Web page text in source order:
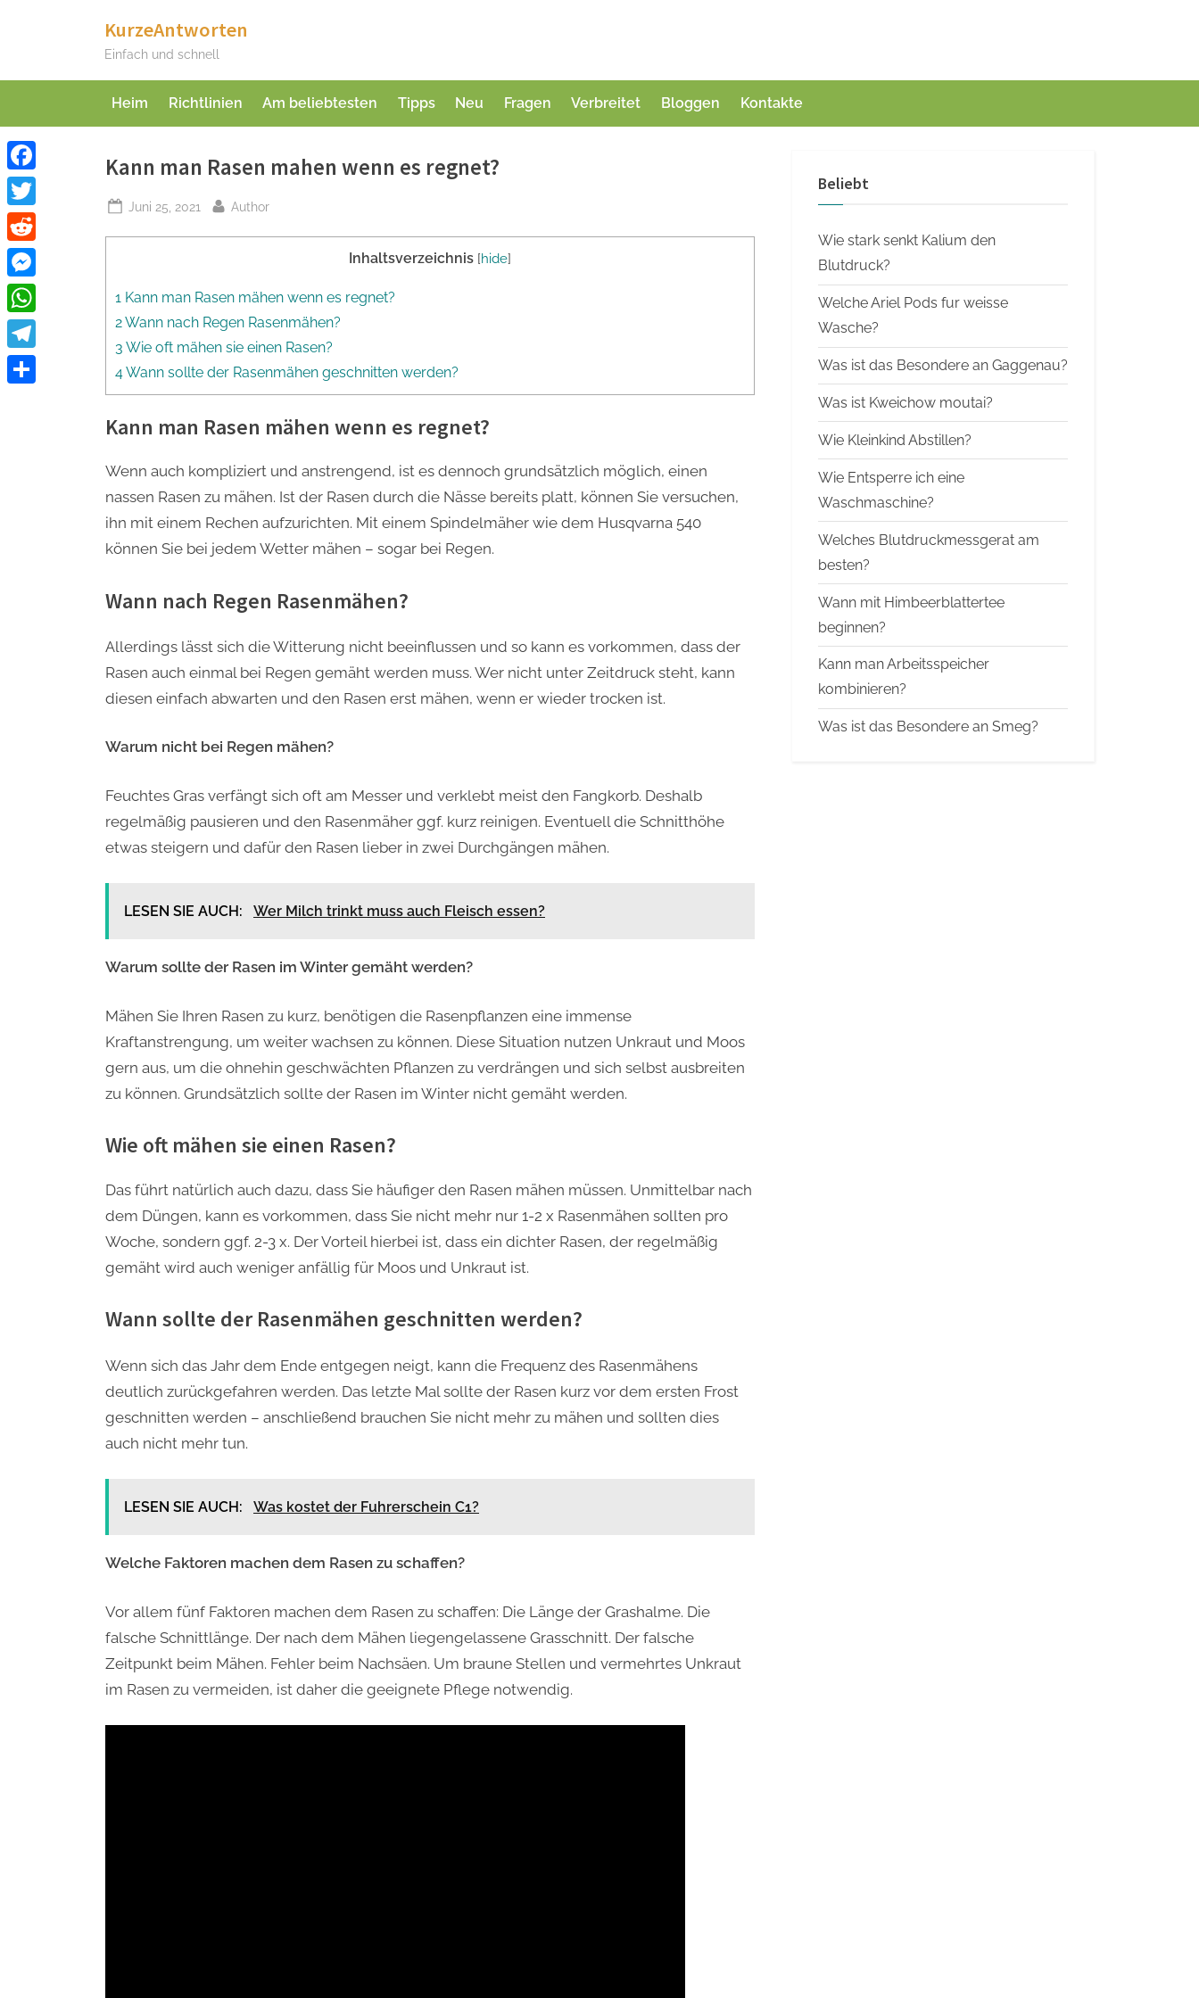
KurzeAntworten
Einfach und schnell
Heim Richtlinien Am beliebtesten Tipps Neu Fragen Verbreitet Bloggen Kontakte
Kann man Rasen mahen wenn es regnet?
Posted
Juni 25, 2021 By
Author
Inhaltsverzeichnis [hide]
1 Kann man Rasen mähen wenn es regnet?
2 Wann nach Regen Rasenmähen?
3 Wie oft mähen sie einen Rasen?
4 Wann sollte der Rasenmähen geschnitten werden?
Kann man Rasen mähen wenn es regnet?
Wenn auch kompliziert und anstrengend, ist es dennoch grundsätzlich möglich, einen
nassen Rasen zu mähen. Ist der Rasen durch die Nässe bereits platt, können Sie versuchen,
ihn mit einem Rechen aufzurichten. Mit einem Spindelmäher wie dem Husqvarna 540
können Sie bei jedem Wetter mähen – sogar bei Regen.
Wann nach Regen Rasenmähen?
Allerdings lässt sich die Witterung nicht beeinflussen und so kann es vorkommen, dass der
Rasen auch einmal bei Regen gemäht werden muss. Wer nicht unter Zeitdruck steht, kann
diesen einfach abwarten und den Rasen erst mähen, wenn er wieder trocken ist.
Warum nicht bei Regen mähen?
Feuchtes Gras verfängt sich oft am Messer und verklebt meist den Fangkorb. Deshalb
regelmäßig pausieren und den Rasenmäher ggf. kurz reinigen. Eventuell die Schnitthöhe
etwas steigern und dafür den Rasen lieber in zwei Durchgängen mähen.
LESEN SIE AUCH: Wer Milch trinkt muss auch Fleisch essen?
Warum sollte der Rasen im Winter gemäht werden?
Mähen Sie Ihren Rasen zu kurz, benötigen die Rasenpflanzen eine immense
Kraftanstrengung, um weiter wachsen zu können. Diese Situation nutzen Unkraut und Moos
gern aus, um die ohnehin geschwächten Pflanzen zu verdrängen und sich selbst ausbreiten
zu können. Grundsätzlich sollte der Rasen im Winter nicht gemäht werden.
Wie oft mähen sie einen Rasen?
Das führt natürlich auch dazu, dass Sie häufiger den Rasen mähen müssen. Unmittelbar nach
dem Düngen, kann es vorkommen, dass Sie nicht mehr nur 1-2 x Rasenmähen sollten pro
Woche, sondern ggf. 2-3 x. Der Vorteil hierbei ist, dass ein dichter Rasen, der regelmäßig
gemäht wird auch weniger anfällig für Moos und Unkraut ist.
Wann sollte der Rasenmähen geschnitten werden?
Wenn sich das Jahr dem Ende entgegen neigt, kann die Frequenz des Rasenmähens
deutlich zurückgefahren werden. Das letzte Mal sollte der Rasen kurz vor dem ersten Frost
geschnitten werden – anschließend brauchen Sie nicht mehr zu mähen und sollten dies
auch nicht mehr tun.
LESEN SIE AUCH: Was kostet der Fuhrerschein C1?
Welche Faktoren machen dem Rasen zu schaffen?
Vor allem fünf Faktoren machen dem Rasen zu schaffen: Die Länge der Grashalme. Die
falsche Schnittlänge. Der nach dem Mähen liegengelassene Grasschnitt. Der falsche
Zeitpunkt beim Mähen. Fehler beim Nachsäen. Um braune Stellen und vermehrtes Unkraut
im Rasen zu vermeiden, ist daher die geeignete Pflege notwendig.
Beliebt
Wie stark senkt Kalium den
Blutdruck?
Welche Ariel Pods fur weisse
Wasche?
Was ist das Besondere an Gaggenau?
Was ist Kweichow moutai?
Wie Kleinkind Abstillen?
Wie Entsperre ich eine
Waschmaschine?
Welches Blutdruckmessgerat am
besten?
Wann mit Himbeerblattertee
beginnen?
Kann man Arbeitsspeicher
kombinieren?
Was ist das Besondere an Smeg?
Facebook
Twitter
Reddit
Messenger
WhatsApp
Telegram